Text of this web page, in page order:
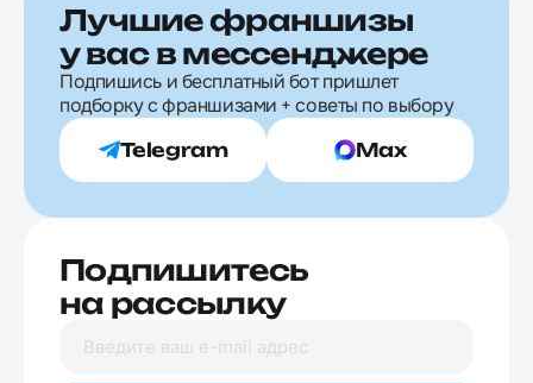
Лучшие франшизы
у вас в мессенджере
Подпишись и бесплатный бот пришлет
подборку с франшизами + советы по выбору
Telegram Max
Подпишитесь
на рассылку